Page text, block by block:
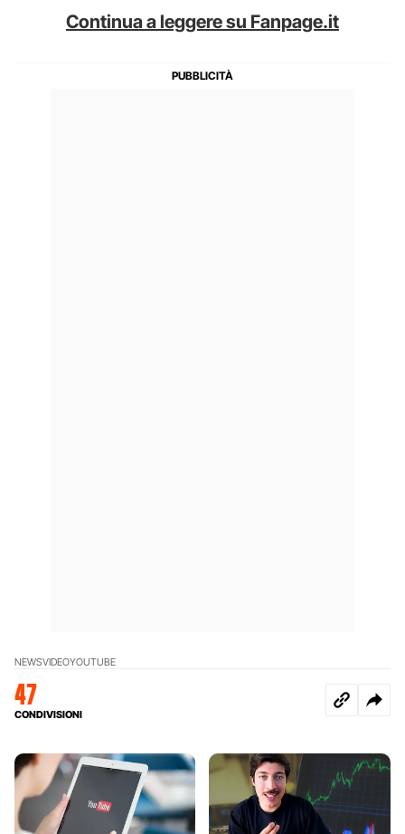
Continua a leggere su Fanpage.it
NEWSVIDEOYOUTUBE
47
CONDIVISIONI